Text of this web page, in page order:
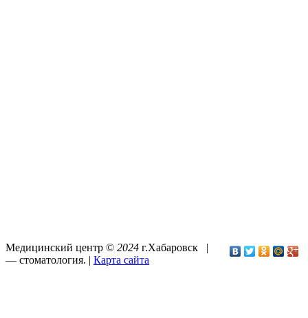
Медицинский центр © 2024 г.Хабаровск |
— стоматология. | Карта сайта